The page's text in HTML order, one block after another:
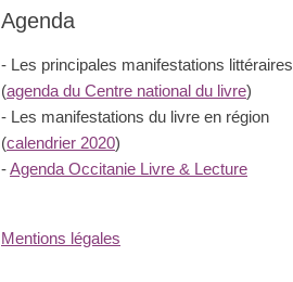
Agenda
- Les principales manifestations littéraires
(agenda du Centre national du livre)
- Les manifestations du livre en région
(calendrier 2020)
-Agenda Occitanie Livre & Lecture
Mentions légales